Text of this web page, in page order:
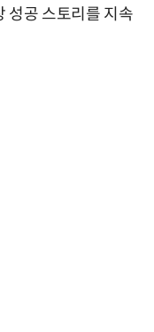
성공 스토리를 지속